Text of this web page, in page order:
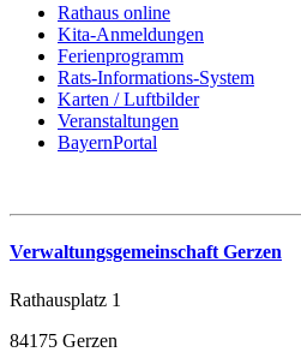
Rathaus online
Kita-Anmeldungen
Ferienprogramm
Rats-Informations-System
Karten / Luftbilder
Veranstaltungen
BayernPortal
Verwaltungsgemeinschaft Gerzen
Rathausplatz 1
84175 Gerzen